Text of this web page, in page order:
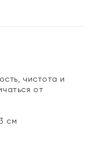
чистота и
от
см